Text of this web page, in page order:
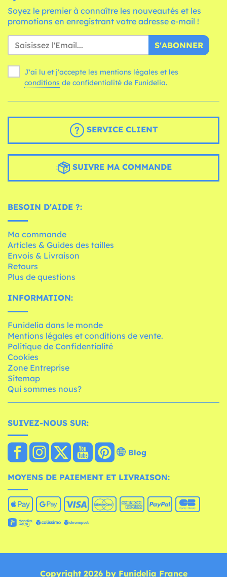
Soyez le premier à connaître les nouveautés et les
promotions en enregistrant votre adresse e-mail !
S'ABONNER
J'ai lu et j'accepte les mentions légales et les
conditions de confidentialité de Funidelia.
SERVICE CLIENT
SUIVRE MA COMMANDE
BESOIN D'AIDE ?:
Ma commande
Articles & Guides des tailles
Envois & Livraison
Retours
Plus de questions
INFORMATION:
Funidelia dans le monde
Mentions légales et conditions de vente.
Politique de Confidentialité
Cookies
Zone Entreprise
Sitemap
Qui sommes nous?
SUIVEZ-NOUS SUR:
Blog
MOYENS DE PAIEMENT ET LIVRAISON:
Copyright 2026 by Funidelia France